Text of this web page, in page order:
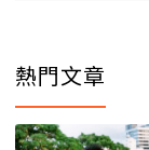
熱門文章